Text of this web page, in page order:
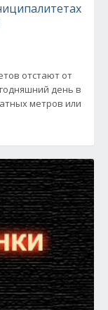
отстают от
день в
метров или